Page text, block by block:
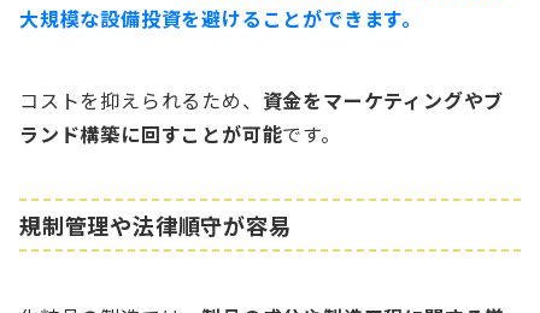
大規模な設備投資を避けることができます。
コストを抑えられるため、 資金をマーケティングやブ
ランド構築に回すことが可能です。
規制管理や法律順守が容易